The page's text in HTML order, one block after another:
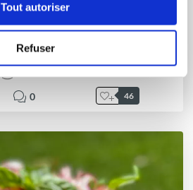
Tout autoriser
Refuser
Tarte fraicheur
0 46